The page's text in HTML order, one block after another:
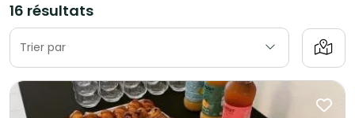
16 résultats
Trier par